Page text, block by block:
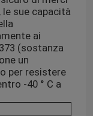
le sue capacità
ai
(sostanza
un
per resistere
-40 ° C a